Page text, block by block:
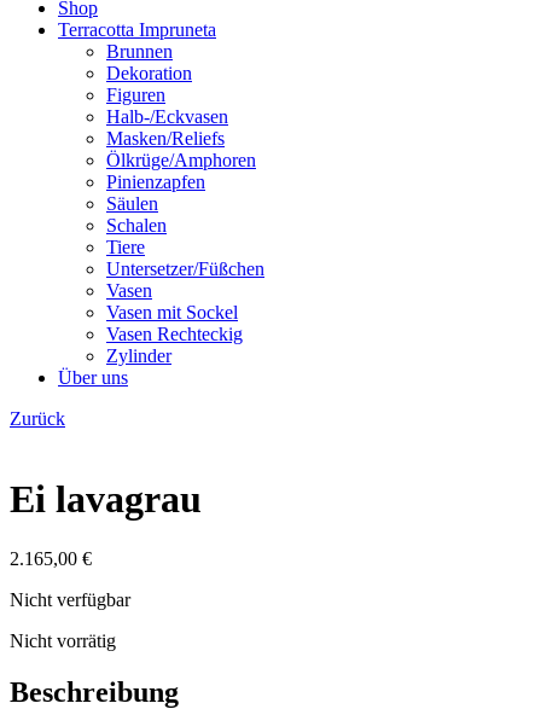
Shop
Terracotta Impruneta
Brunnen
Dekoration
Figuren
Halb-/Eckvasen
Masken/Reliefs
Ölkrüge/Amphoren
Pinienzapfen
Säulen
Schalen
Tiere
Untersetzer/Füßchen
Vasen
Vasen mit Sockel
Vasen Rechteckig
Zylinder
Über uns
Zurück
Ei lavagrau
2.165,00 €
Nicht verfügbar
Nicht vorrätig
Beschreibung